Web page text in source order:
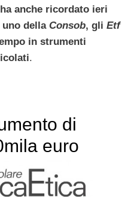
anche ricordato ieri
uno della Consob, gli Etf
in strumenti
.
di
euro